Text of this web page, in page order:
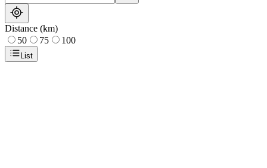
Distance (km)
50
75 100
List